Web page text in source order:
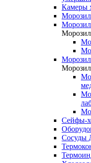
Камеры
Сейфы-
Сосуды